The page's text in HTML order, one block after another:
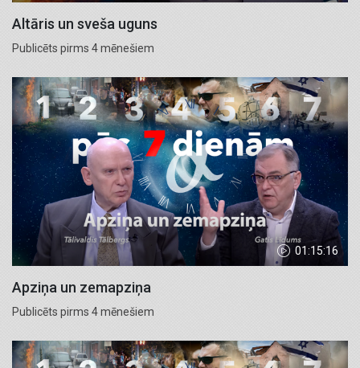
Altāris un sveša uguns
Publicēts pirms 4 mēnešiem
01:15:16
Apziņa un zemapziņa
Publicēts pirms 4 mēnešiem